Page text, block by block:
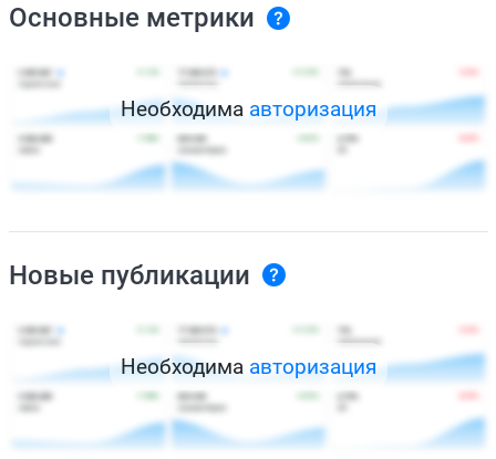
Основные метрики
Необходима авторизация
Новые публикации
Необходима авторизация